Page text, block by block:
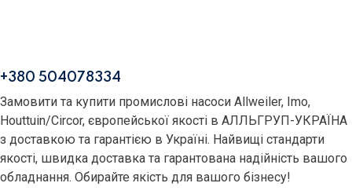
+380 504078334
Замовити та купити промислові насоси Allweiler, Imo,
Houttuin/Circor, європейської якості в АЛЛЬГРУП-УКРАЇНА
з доставкою та гарантією в Україні. Найвищі стандарти
якості, швидка доставка та гарантована надійність вашого
обладнання. Обирайте якість для вашого бізнесу!